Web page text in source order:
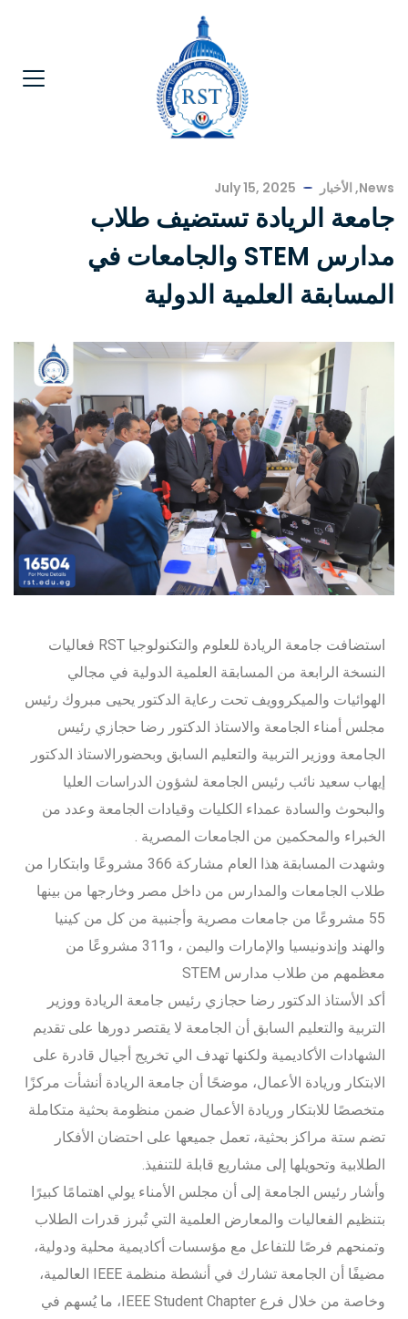
News
, الأخبار July 15, 2025
جامعة الريادة تستضيف طلاب
مدارس STEM والجامعات في
المسابقة العلمية الدولية
استضافت جامعة الريادة للعلوم والتكنولوجيا RST فعاليات
النسخة الرابعة من المسابقة العلمية الدولية في مجالي
الهوائيات والميكروويف تحت رعاية الدكتور يحيى مبروك رئيس
مجلس أمناء الجامعة والاستاذ الدكتور رضا حجازي رئيس
الجامعة ووزير التربية والتعليم السابق وبحضورالاستاذ الدكتور
إيهاب سعيد نائب رئيس الجامعة لشؤون الدراسات العليا
والبحوث والسادة عمداء الكليات وقيادات الجامعة وعدد من
الخبراء والمحكمين من الجامعات المصرية .
وشهدت المسابقة هذا العام مشاركة 366 مشروعًا وابتكارا من
طلاب الجامعات والمدارس من داخل مصر وخارجها من بينها
55 مشروعًا من جامعات مصرية وأجنبية من كل من كينيا
والهند وإندونيسيا والإمارات واليمن ، و311 مشروعًا من
معظمهم من طلاب مدارس STEM
أكد الأستاذ الدكتور رضا حجازي رئيس جامعة الريادة ووزير
التربية والتعليم السابق أن الجامعة لا يقتصر دورها على تقديم
الشهادات الأكاديمية ولكنها تهدف الي تخريج أجيال قادرة على
الابتكار وريادة الأعمال، موضحًا أن جامعة الريادة أنشأت مركزًا
متخصصًا للابتكار وريادة الأعمال ضمن منظومة بحثية متكاملة
تضم ستة مراكز بحثية، تعمل جميعها على احتضان الأفكار
الطلابية وتحويلها إلى مشاريع قابلة للتنفيذ.
وأشار رئيس الجامعة إلى أن مجلس الأمناء يولي اهتمامًا كبيرًا
بتنظيم الفعاليات والمعارض العلمية التي تُبرز قدرات الطلاب
وتمنحهم فرصًا للتفاعل مع مؤسسات أكاديمية محلية ودولية،
مضيفًا أن الجامعة تشارك في أنشطة منظمة IEEE العالمية،
وخاصة من خلال فرع IEEE Student Chapter، ما يُسهم في